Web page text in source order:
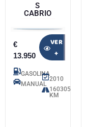
S
CABRIO
€
13.950
VER
+
GASOLINA
MANUAL
2010
160305
KM